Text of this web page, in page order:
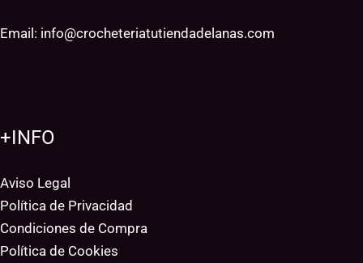
Email: info@crocheteriatutiendadelanas.com
+INFO
Aviso Legal
Política de Privacidad
Condiciones de Compra
Política de Cookies